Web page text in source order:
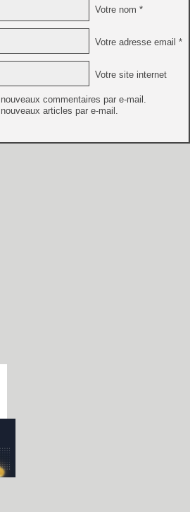
Votre nom *
Votre adresse email *
Votre site internet
commentaires par e-mail.
articles par e-mail.